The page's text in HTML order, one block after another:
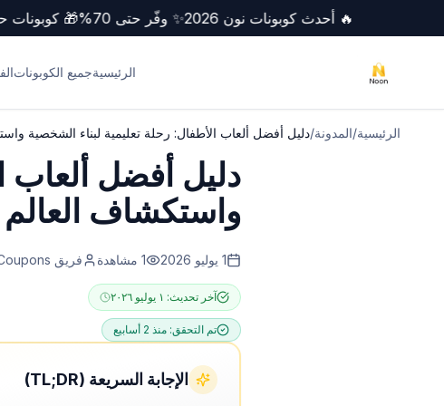
🔥 أحدث كوبونات نون 2026 ✨ وفّر حتى 70% 🎁
الرئيسيةجميع الكوبونات
الرئيسية/المدونة/دليل أفضل ألعاب الأطفال: رحلة تعليمية لبناء الشخصية
دليل أفضل ألعاب
واستكشاف العالم
1 يوليو 2026 1 مشاهدة فريق NoonCoupons
آخر تحديث: ١ يوليو ٢٠٢٦
تم التحقق: منذ 2 أسابيع
الإجابة السريعة (TL;DR)